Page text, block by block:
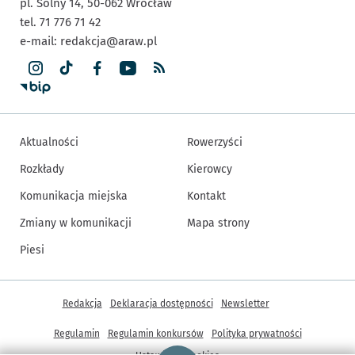
pl. Solny 14, 50-062 Wrocław
tel. 71 776 71 42
e-mail: redakcja@araw.pl
Aktualności
Rozkłady
Komunikacja miejska
Zmiany w komunikacji
Piesi
Rowerzyści
Kierowcy
Kontakt
Mapa strony
Inne informacje
Redakcja Deklaracja dostępności Newsletter
Regulamin Regulamin konkursów
Polityka prywatności